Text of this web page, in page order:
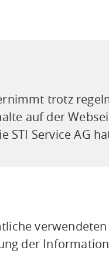
trotz
auf der
STI Service AG
der